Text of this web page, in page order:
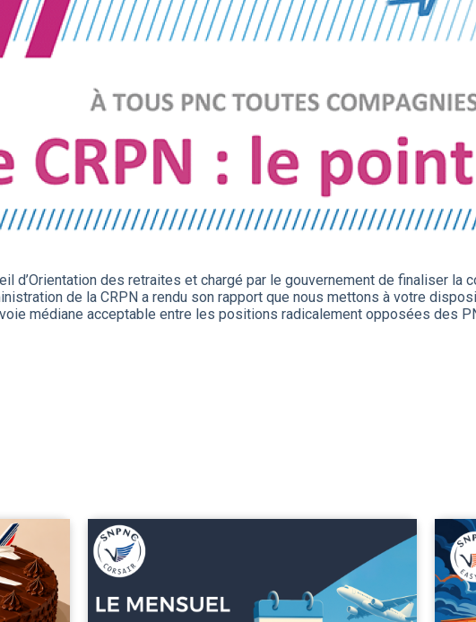
d’Orientation des retraites et chargé par le gouvernement de finaliser la
de la CRPN a rendu son rapport que nous mettons à votre
médiane acceptable entre les positions radicalement opposées des